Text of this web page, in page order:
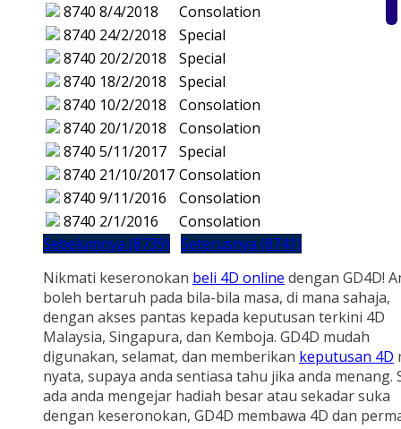
8740 8/4/2018
Consolation
8740 24/2/2018
Special
8740 20/2/2018
Special
8740 18/2/2018
Special
8740 10/2/2018
Consolation
8740 20/1/2018
Consolation
8740 5/11/2017
Special
8740 21/10/2017 Consolation
8740 9/11/2016
Consolation
8740 2/1/2016
Consolation
Sebelumnya (8739) Seterusnya (8741)
Nikmati keseronokan beli 4D online dengan GD4D!
boleh bertaruh pada bila-bila masa, di mana sahaja,
dengan akses pantas kepada keputusan terkini 4D
Malaysia, Singapura, dan Kemboja. GD4D mudah
digunakan, selamat, dan memberikan keputusan 4D
nyata, supaya anda sentiasa tahu jika anda menang.
ada anda mengejar hadiah besar atau sekadar suka
dengan keseronokan, GD4D membawa 4D dan